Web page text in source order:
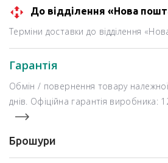
До відділення «Нова
Терміни доставки до відділення
Гарантія
Обмін / повернення товару
днів. Офіційна гарантія виробника:
Брошури